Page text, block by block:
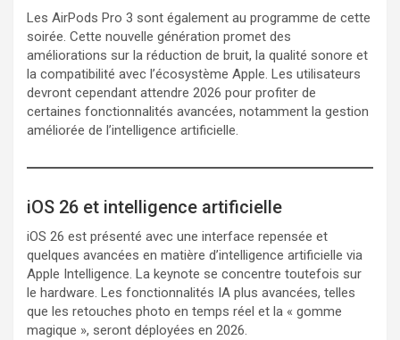
Les AirPods Pro 3 sont également au programme de cette
soirée. Cette nouvelle génération promet des
améliorations sur la réduction de bruit, la qualité sonore et
la compatibilité avec l’écosystème Apple. Les utilisateurs
devront cependant attendre 2026 pour profiter de
certaines fonctionnalités avancées, notamment la gestion
améliorée de l’intelligence artificielle.
iOS 26 et intelligence artificielle
iOS 26 est présenté avec une interface repensée et
quelques avancées en matière d’intelligence artificielle via
Apple Intelligence. La keynote se concentre toutefois sur
le hardware. Les fonctionnalités IA plus avancées, telles
que les retouches photo en temps réel et la « gomme
magique », seront déployées en 2026.